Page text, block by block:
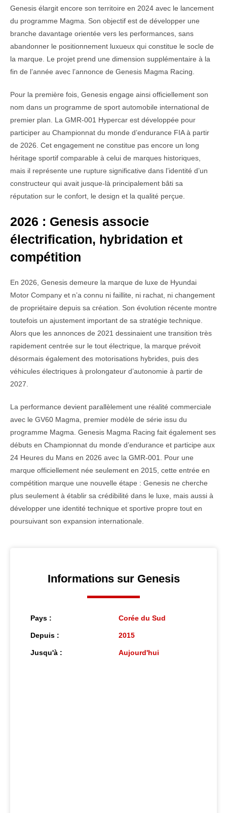
Genesis élargit encore son territoire en 2024 avec le lancement
du programme Magma. Son objectif est de développer une
branche davantage orientée vers les performances, sans
abandonner le positionnement luxueux qui constitue le socle de
la marque. Le projet prend une dimension supplémentaire à la
fin de l’année avec l’annonce de Genesis Magma Racing.
Pour la première fois, Genesis engage ainsi officiellement son
nom dans un programme de sport automobile international de
premier plan. La GMR-001 Hypercar est développée pour
participer au Championnat du monde d’endurance FIA à partir
de 2026. Cet engagement ne constitue pas encore un long
héritage sportif comparable à celui de marques historiques,
mais il représente une rupture significative dans l’identité d’un
constructeur qui avait jusque-là principalement bâti sa
réputation sur le confort, le design et la qualité perçue.
2026 : Genesis associe
électrification, hybridation et
compétition
En 2026, Genesis demeure la marque de luxe de Hyundai
Motor Company et n’a connu ni faillite, ni rachat, ni changement
de propriétaire depuis sa création. Son évolution récente montre
toutefois un ajustement important de sa stratégie technique.
Alors que les annonces de 2021 dessinaient une transition très
rapidement centrée sur le tout électrique, la marque prévoit
désormais également des motorisations hybrides, puis des
véhicules électriques à prolongateur d’autonomie à partir de
2027.
La performance devient parallèlement une réalité commerciale
avec le GV60 Magma, premier modèle de série issu du
programme Magma. Genesis Magma Racing fait également ses
débuts en Championnat du monde d’endurance et participe aux
24 Heures du Mans en 2026 avec la GMR-001. Pour une
marque officiellement née seulement en 2015, cette entrée en
compétition marque une nouvelle étape : Genesis ne cherche
plus seulement à établir sa crédibilité dans le luxe, mais aussi à
développer une identité technique et sportive propre tout en
poursuivant son expansion internationale.
Informations sur Genesis
Pays : Corée du Sud
Depuis : 2015
Jusqu'à : Aujourd'hui